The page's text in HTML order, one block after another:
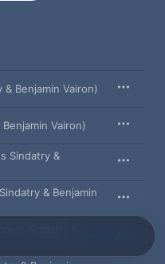
Benjamin Vairon)
Vairon)
Sindatry &
& Benjamin